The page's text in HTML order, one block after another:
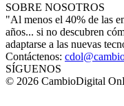
SOBRE NOSOTROS
"Al menos el 40% de las
años... si no descubren
adaptarse a las nuevas
Contáctenos:
SÍGUENOS
© 2026 CambioDigital